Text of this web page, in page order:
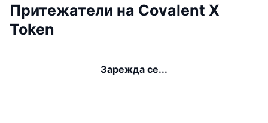
Притежатели на Covalent X
Token
Зарежда се...